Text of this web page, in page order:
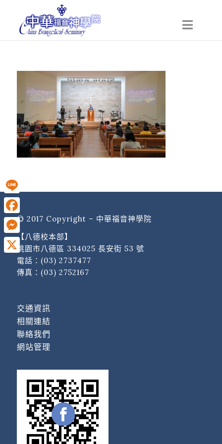
© 2017 Copyright – 中華福音神學院
【八德校本部】
桃園市八德區 334025 長安街 53 號
電話： (03) 2737477
傳真：(03) 2752167
交通資訊
相關連結
聯絡我們
網站管理
Line
Facebook
Messenger